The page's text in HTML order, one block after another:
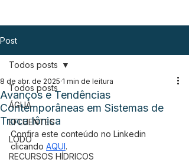
Post
Todos posts
ÁGUA
EFLUENTES
LODO
RECURSOS HÍDRICOS
Todos posts
Avanços e Tendências
Contemporâneas em Sistemas de
Troca Iônica
8 de abr. de 2025 1 min de leitura
Confira este conteúdo no Linkedin
clicando AQUI.